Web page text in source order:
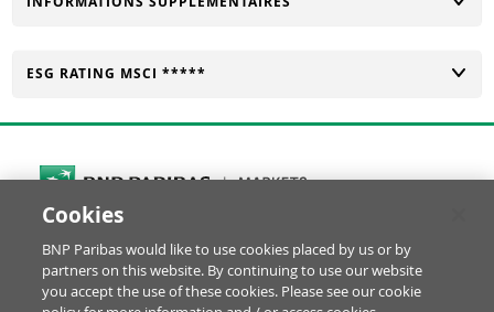
CHANGER
ESG RATING MSCI *****
Cookies Settings
© BNP Paribas Produits de Bourse 2026
RéclamationGlossaire Mentions Légales
Cookies
BNP Paribas would like to use cookies placed by us or by
partners on this website. By continuing to use our website
you accept the use of these cookies. Please see our cookie